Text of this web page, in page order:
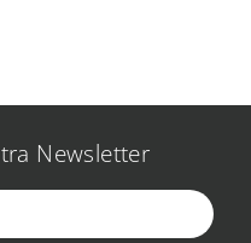
Newsletter